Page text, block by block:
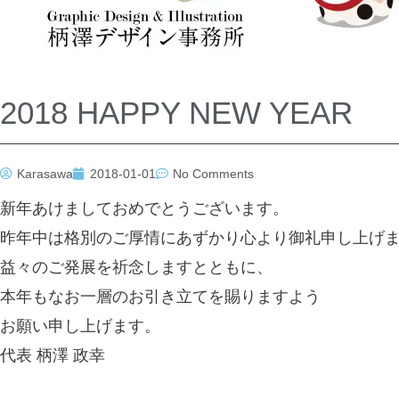
2018 HAPPY NEW YEAR
Karasawa 2018-01-01 No Comments
新年あけましておめでとうございます。
昨年中は格別のご厚情にあずかり心より御礼申し上げ
益々のご発展を祈念しますとともに、
本年もなお一層のお引き立てを賜りますよう
お願い申し上げます。
代表 柄澤 政幸